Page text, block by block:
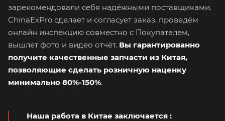
зарекомендовали себя надёжными поставщиками.
ChinaExPro сделает и согласует заказ, проведём
онлайн инспекцию совместно с Покупателем,
вышлет фото и видео отчёт. Вы гарантированно
получите качественные запчасти из Китая,
позволяющие сделать розничную наценку
минимально 80%-150%.
Наша работа в Китае заключается :